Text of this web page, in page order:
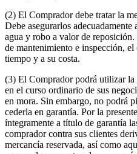
(2) El Comprador debe tratar la
Debe asegurarlos adecuadamente
agua y robo a valor de
de mantenimiento e inspección,
tiempo y a su costa.
(3) El Comprador podrá utilizar la
en el curso ordinario de sus
en mora. Sin embargo, no podrá
cederla en garantía. Por la
íntegramente a título de garantía
comprador contra sus clientes
mercancía reservada, así como